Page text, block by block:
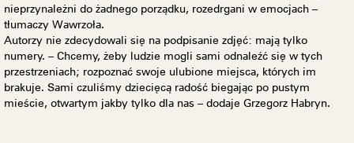
nieprzynależni do żadnego porządku, rozedrgani w emocjach –
tłumaczy Wawrzoła.
Autorzy nie zdecydowali się na podpisanie zdjęć: mają tylko
numery. – Chcemy, żeby ludzie mogli sami odnaleźć się w tych
przestrzeniach; rozpoznać swoje ulubione miejsca, których im
brakuje. Sami czuliśmy dziecięcą radość biegając po pustym
mieście, otwartym jakby tylko dla nas – dodaje Grzegorz Habryn.